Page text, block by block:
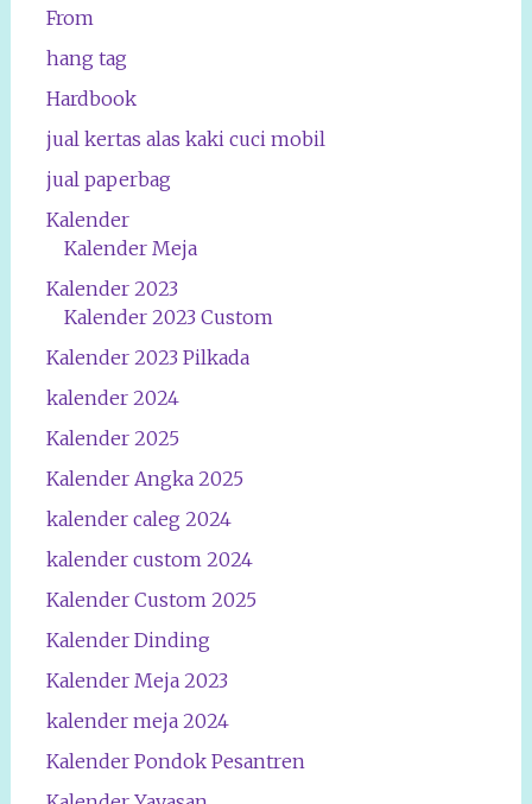
From
hang tag
Hardbook
jual kertas alas kaki cuci mobil
jual paperbag
Kalender
Kalender Meja
Kalender 2023
Kalender 2023 Custom
Kalender 2023 Pilkada
kalender 2024
Kalender 2025
Kalender Angka 2025
kalender caleg 2024
kalender custom 2024
Kalender Custom 2025
Kalender Dinding
Kalender Meja 2023
kalender meja 2024
Kalender Pondok Pesantren